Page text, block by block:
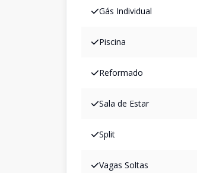
Gás Individual
Piscina
Reformado
Sala de Estar
Split
Vagas Soltas